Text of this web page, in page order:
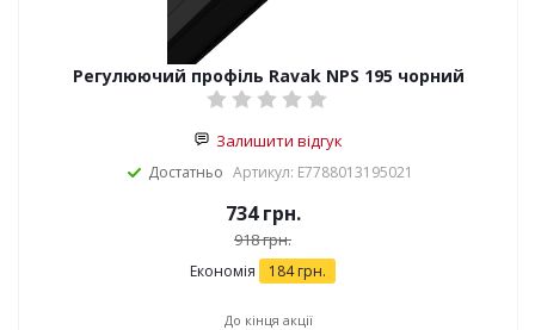
Регулюючий профіль Ravak NPS 195 чорний
Залишити відгук
Достатньо Артикул: E7788013195021
734грн.
918грн.
Економія 184грн.
До кінця акції